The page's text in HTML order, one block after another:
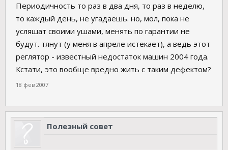
Периодичность то раз в два дня, то раз в неделю,
то каждый день, не угадаешь. но, мол, пока не
усляшат своими ушами, менять по гарантии не
будут. тянут (у меня в апреле истекает), а ведь этот
реглятор - известный недостаток машин 2004 года.
Кстати, это вообще вредно жить с таким дефектом?
18 фев 2007
Полезный совет